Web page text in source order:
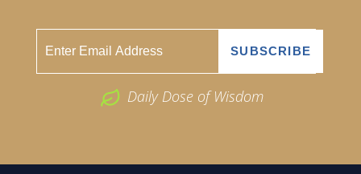
Daily Dose of Wisdom